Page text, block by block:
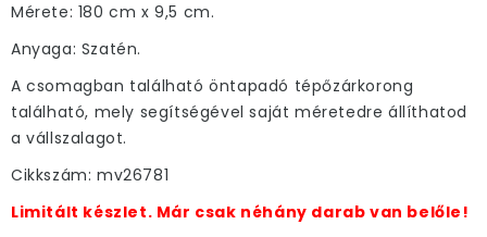
Mérete: 180 cm x 9,5 cm.
Anyaga: Szatén.
A csomagban található öntapadó tépőzárkorong
található, mely segítségével saját méretedre állíthatod
a vállszalagot.
Cikkszám: mv26781
Limitált készlet. Már csak néhány darab van belőle!